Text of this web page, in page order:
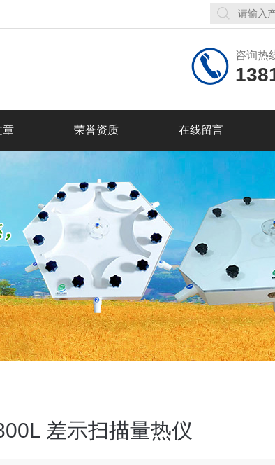
咨询热
章 荣誉资质 在线留言
差示扫描量热仪